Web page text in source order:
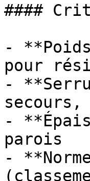
####
-
pour
-
secours,
-
parois
-